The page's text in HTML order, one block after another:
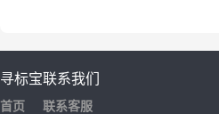
寻标宝
首页
联系我们
联系客服